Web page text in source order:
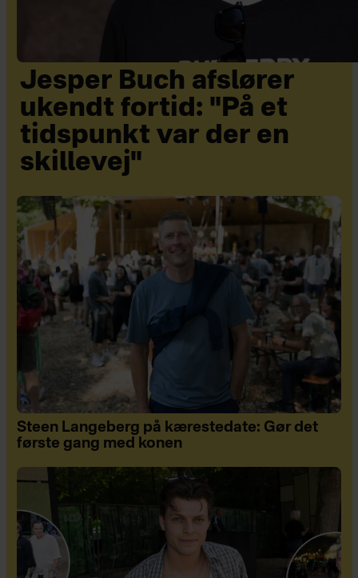
Jesper Buch afslører
ukendt fortid: "På et
tidspunkt var der en
skillevej"
Steen Langeberg på kærestedate: Gør det
første gang med konen